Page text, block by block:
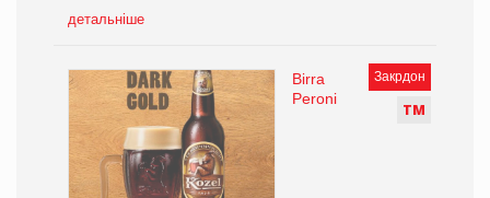
детальніше
Закрдон
ТМ
Birra
Peroni